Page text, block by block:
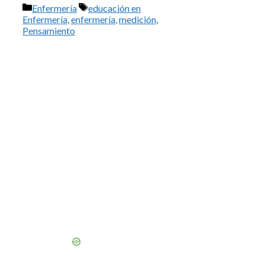
Categorías
Enfermería Etiquetas
educación en
Enfermería,enfermería,medición,
Pensamiento